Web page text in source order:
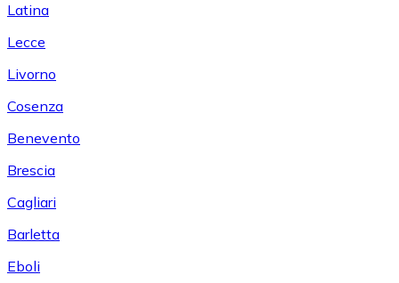
Latina
Lecce
Livorno
Cosenza
Benevento
Brescia
Cagliari
Barletta
Eboli